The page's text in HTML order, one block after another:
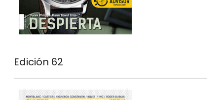
Edición 62